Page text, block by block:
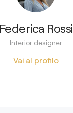
Federica Rossi
Interior designer
Vai al profilo